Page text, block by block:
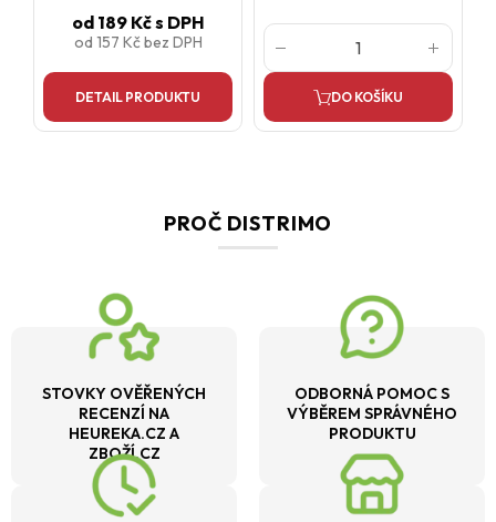
od189 Kčs DPH
od 157 Kčbez DPH
DETAIL PRODUKTU DO KOŠÍKU
PROČ DISTRIMO
STOVKY OVĚŘENÝCH
RECENZÍ NA
HEUREKA.CZ A
ZBOŽÍ.CZ
ODBORNÁ POMOC S
VÝBĚREM SPRÁVNÉHO
PRODUKTU